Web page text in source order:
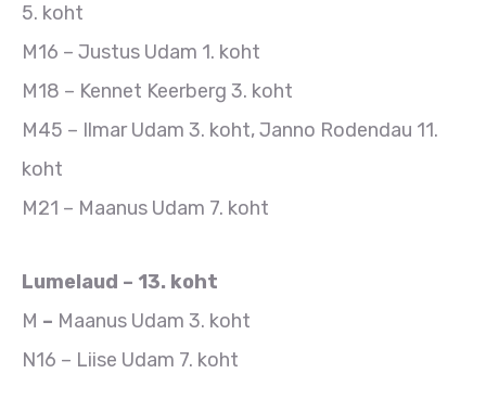
5. koht
M16 – Justus Udam 1. koht
M18 – Kennet Keerberg 3. koht
M45 – Ilmar Udam 3. koht, Janno Rodendau 11.
koht
M21 – Maanus Udam 7. koht
Lumelaud – 13. koht
M – Maanus Udam 3. koht
N16 – Liise Udam 7. koht